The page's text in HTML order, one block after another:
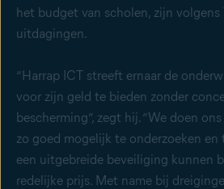
het budget van scholen, zijn volgens
uitdagingen.
“Harrap ICT streeft ernaar de
voor zijn geld te bieden zonder
bescherming”, zegt hij. “We doen
zo goed mogelijk te onderzoeken
een uitgebreide beveiliging kunnen
redelijke prijs. Met name bij